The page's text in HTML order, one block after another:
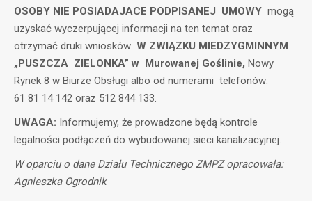
OSOBY NIE POSIADAJACE PODPISANEJ UMOWY mogą
uzyskać wyczerpującej informacji na ten temat oraz
otrzymać druki wniosków W ZWIĄZKU MIEDZYGMINNYM
„PUSZCZA ZIELONKA” w Murowanej Goślinie, Nowy
Rynek 8 w Biurze Obsługi albo od numerami telefonów:
61 81 14 142 oraz 512 844 133.
UWAGA: Informujemy, że prowadzone będą kontrole
legalności podłączeń do wybudowanej sieci kanalizacyjnej.
W oparciu o dane Działu Technicznego ZMPZ opracowała:
Agnieszka Ogrodnik